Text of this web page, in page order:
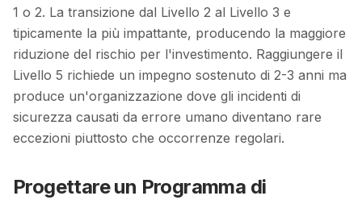
1 o 2. La transizione dal Livello 2 al Livello 3 e
tipicamente la più impattante, producendo la maggiore
riduzione del rischio per l'investimento. Raggiungere il
Livello 5 richiede un impegno sostenuto di 2-3 anni ma
produce un'organizzazione dove gli incidenti di
sicurezza causati da errore umano diventano rare
eccezioni piuttosto che occorrenze regolari.
Progettare un Programma di